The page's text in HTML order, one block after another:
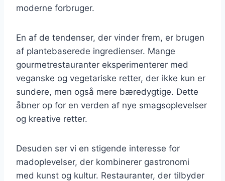
moderne forbruger.
En af de tendenser, der vinder frem, er brugen
af plantebaserede ingredienser. Mange
gourmetrestauranter eksperimenterer med
veganske og vegetariske retter, der ikke kun er
sundere, men også mere bæredygtige. Dette
åbner op for en verden af nye smagsoplevelser
og kreative retter.
Desuden ser vi en stigende interesse for
madoplevelser, der kombinerer gastronomi
med kunst og kultur. Restauranter, der tilbyder